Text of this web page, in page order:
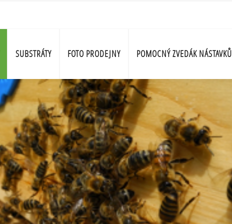
SUBSTRÁTY FOTO PRODEJNY POMOCNÝ ZVEDÁK NÁSTAVKŮ